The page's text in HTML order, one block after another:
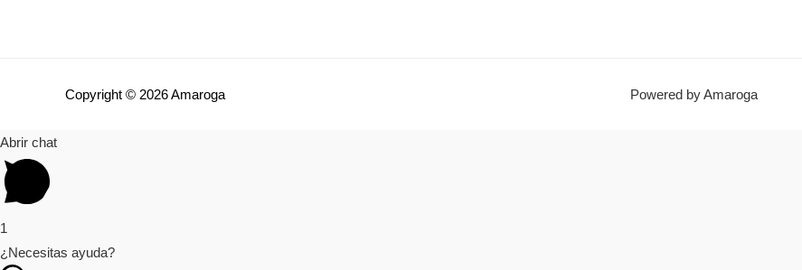
Copyright © 2026 Amaroga Powered by Amaroga
Abrir chat
1
¿Necesitas ayuda?